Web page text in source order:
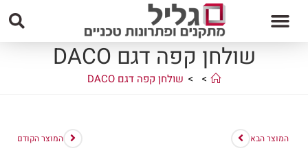
שולחן קפה דגם DACO
>
> שולחן קפה דגם DACO
המוצר הקודם המוצר הבא